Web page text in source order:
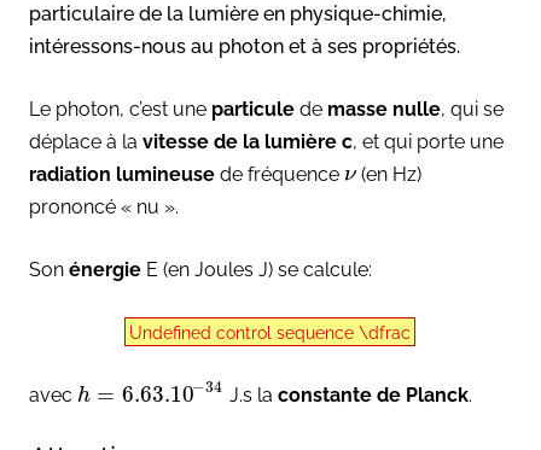
particulaire de la lumière en physique-chimie,
intéressons-nous au photon et à ses propriétés.
Le photon, c’est une particule de masse nulle, qui se
déplace à la vitesse de la lumière c, et qui porte une
radiation lumineuse de fréquence ν (en Hz)
prononcé « nu ».
Son énergie E (en Joules J) se calcule:
Undefined control sequence \dfrac
avec h = 6.63.10−34 J.s la constante de Planck.